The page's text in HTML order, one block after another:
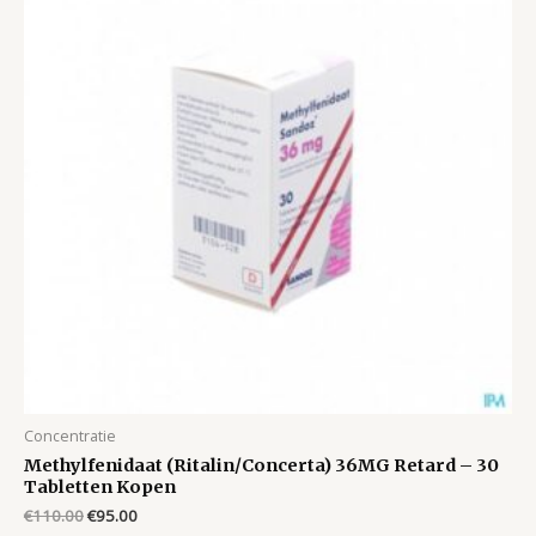
Concentratie
Methylfenidaat (Ritalin/Concerta) 36MG Retard – 30
Tabletten Kopen
€110.00Original
€95.00Current